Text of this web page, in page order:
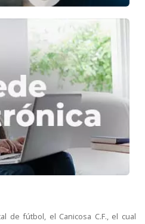
de fútbol, el Canicosa C.F., el cual